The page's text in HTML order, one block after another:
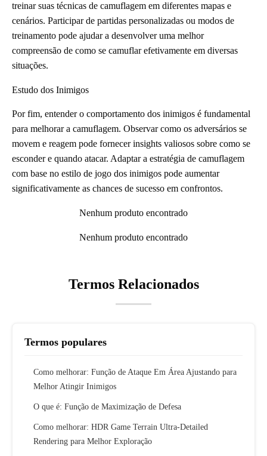
treinar suas técnicas de camuflagem em diferentes mapas e
cenários. Participar de partidas personalizadas ou modos de
treinamento pode ajudar a desenvolver uma melhor
compreensão de como se camuflar efetivamente em diversas
situações.
Estudo dos Inimigos
Por fim, entender o comportamento dos inimigos é fundamental
para melhorar a camuflagem. Observar como os adversários se
movem e reagem pode fornecer insights valiosos sobre como se
esconder e quando atacar. Adaptar a estratégia de camuflagem
com base no estilo de jogo dos inimigos pode aumentar
significativamente as chances de sucesso em confrontos.
Nenhum produto encontrado
Nenhum produto encontrado
Termos Relacionados
Termos populares
Como melhorar: Função de Ataque Em Área Ajustando para
Melhor Atingir Inimigos
O que é: Função de Maximização de Defesa
Como melhorar: HDR Game Terrain Ultra-Detailed
Rendering para Melhor Exploração